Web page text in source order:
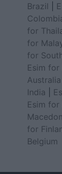
Brazil
for
for
for
Esim for
Australia
India
Esim for
for
Belgium